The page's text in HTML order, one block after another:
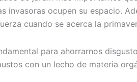
invasoras ocupen su espacio.
cuando se acerca la
para ahorrarnos
con un lecho de materia